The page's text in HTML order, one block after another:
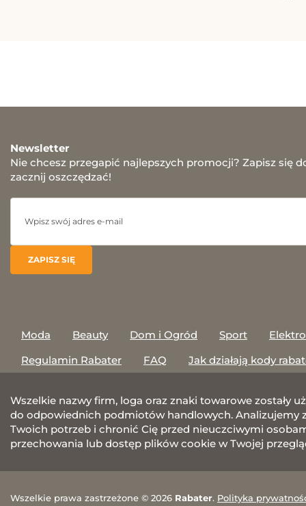
Newsletter
Nie chcesz przegapić najlepszych promocji? Zapisz się
zacznij oszczędzać!
Moda Beauty Dom i Ogród Sport
Regulamin Rabater
FAQ Jak działają kody
Wszelkie nazwy firm, loga oraz znaki towarowe zostały
do odpowiednich podmiotów handlowych. Analizujemy
Twoich potrzeb i chronić Cię przed nieuczciwymi
przechowania lub dostęp plików cookie w Twojej
Wszelkie prawa zastrzeżone © 2026 Rabater. Polityka